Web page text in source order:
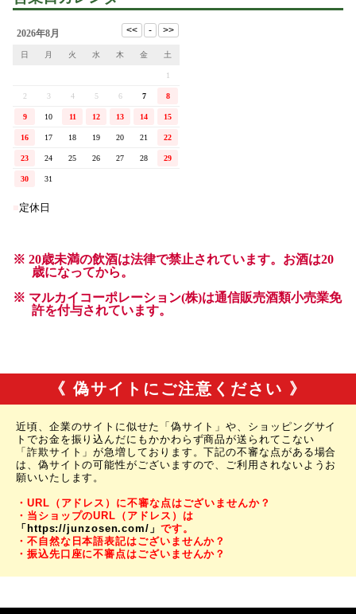
《 偽サイトにご注意ください 》
近頃、企業のサイトに似せた「偽サイト」や、ショッピングサイ
トでお金を振り込んだにもかかわらず商品が送られてこない
「詐欺サイト」が急増しております。下記の不審な点がある場合
は、偽サイトの可能性がございますので、ご利用されないようお
願いいたします。
・URL（アドレス）に不審な点はございませんか？
・当ショップのURL（アドレス）は
「https://junzosen.com/」 です。
・不自然な日本語表記はございませんか？
・振込先口座に不審点はございませんか？